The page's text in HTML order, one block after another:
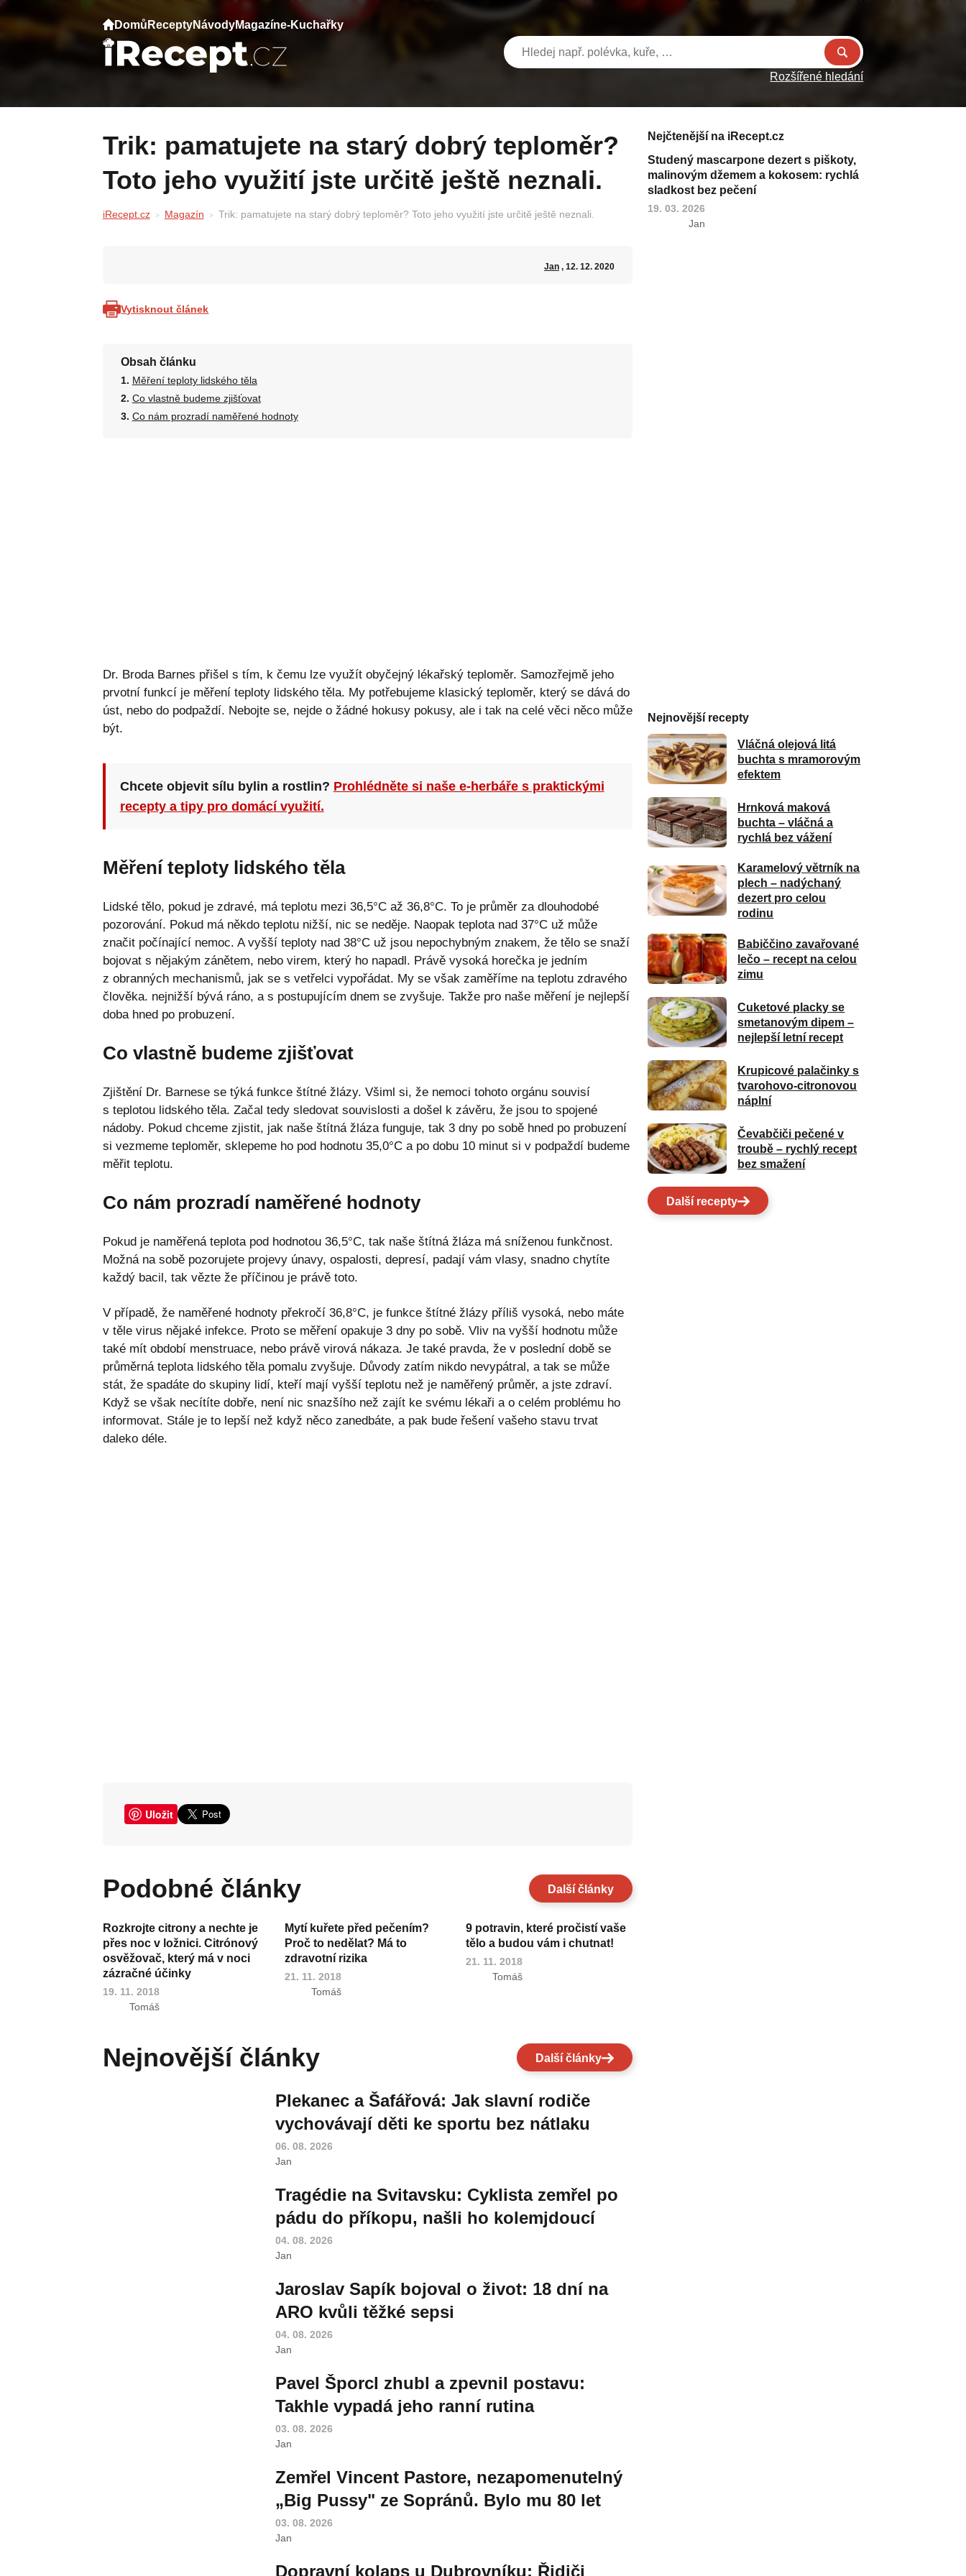
Domů ReceptyNávodyMagazíne-Kuchařky
Rozšířené hledání
Trik: pamatujete na starý dobrý teploměr?
Toto jeho využití jste určitě ještě neznali.
iRecept.cz Magazín Trik: pamatujete na starý dobrý teploměr? Toto jeho využití jste určitě ještě neznali.
Jan, 12. 12. 2020
Vytisknout článek
Obsah článku
Měření teploty lidského těla
Co vlastně budeme zjišťovat
Co nám prozradí naměřené hodnoty
Dr. Broda Barnes přišel s tím, k čemu lze využít obyčejný lékařský teploměr. Samozřejmě jeho
prvotní funkcí je měření teploty lidského těla. My potřebujeme klasický teploměr, který se dává do
úst, nebo do podpaždí. Nebojte se, nejde o žádné hokusy pokusy, ale i tak na celé věci něco může
být.
Chcete objevit sílu bylin a rostlin? Prohlédněte si naše e-herbáře s praktickými
recepty a tipy pro domácí využití.
Měření teploty lidského těla
Lidské tělo, pokud je zdravé, má teplotu mezi 36,5°C až 36,8°C. To je průměr za dlouhodobé
pozorování. Pokud má někdo teplotu nižší, nic se neděje. Naopak teplota nad 37°C už může
značit počínající nemoc. A vyšší teploty nad 38°C už jsou nepochybným znakem, že tělo se snaží
bojovat s nějakým zánětem, nebo virem, který ho napadl. Právě vysoká horečka je jedním
z obranných mechanismů, jak se s vetřelci vypořádat. My se však zaměříme na teplotu zdravého
člověka. nejnižší bývá ráno, a s postupujícím dnem se zvyšuje. Takže pro naše měření je nejlepší
doba hned po probuzení.
Co vlastně budeme zjišťovat
Zjištění Dr. Barnese se týká funkce štítné žlázy. Všiml si, že nemoci tohoto orgánu souvisí
s teplotou lidského těla. Začal tedy sledovat souvislosti a došel k závěru, že jsou to spojené
nádoby. Pokud chceme zjistit, jak naše štítná žláza funguje, tak 3 dny po sobě hned po probuzení
si vezmeme teploměr, sklepeme ho pod hodnotu 35,0°C a po dobu 10 minut si v podpaždí budeme
měřit teplotu.
Co nám prozradí naměřené hodnoty
Pokud je naměřená teplota pod hodnotou 36,5°C, tak naše štítná žláza má sníženou funkčnost.
Možná na sobě pozorujete projevy únavy, ospalosti, depresí, padají vám vlasy, snadno chytíte
každý bacil, tak vězte že příčinou je právě toto.
V případě, že naměřené hodnoty překročí 36,8°C, je funkce štítné žlázy příliš vysoká, nebo máte
v těle virus nějaké infekce. Proto se měření opakuje 3 dny po sobě. Vliv na vyšší hodnotu může
také mít období menstruace, nebo právě virová nákaza. Je také pravda, že v poslední době se
průměrná teplota lidského těla pomalu zvyšuje. Důvody zatím nikdo nevypátral, a tak se může
stát, že spadáte do skupiny lidí, kteří mají vyšší teplotu než je naměřený průměr, a jste zdraví.
Když se však necítíte dobře, není nic snazšího než zajít ke svému lékaři a o celém problému ho
informovat. Stále je to lepší než když něco zanedbáte, a pak bude řešení vašeho stavu trvat
daleko déle.
Uložit
Podobné články Další články
Rozkrojte citrony a nechte je
přes noc v ložnici. Citrónový
osvěžovač, který má v noci
zázračné účinky
19. 11. 2018
Tomáš
Mytí kuřete před pečením?
Proč to nedělat? Má to
zdravotní rizika
21. 11. 2018
Tomáš
9 potravin, které pročistí vaše
tělo a budou vám i chutnat!
21. 11. 2018
Tomáš
Nejnovější články Další články
Plekanec a Šafářová: Jak slavní rodiče
vychovávají děti ke sportu bez nátlaku
06. 08. 2026
Jan
Tragédie na Svitavsku: Cyklista zemřel po
pádu do příkopu, našli ho kolemjdoucí
04. 08. 2026
Jan
Jaroslav Sapík bojoval o život: 18 dní na
ARO kvůli těžké sepsi
04. 08. 2026
Jan
Pavel Šporcl zhubl a zpevnil postavu:
Takhle vypadá jeho ranní rutina
03. 08. 2026
Jan
Zemřel Vincent Pastore, nezapomenutelný
„Big Pussy" ze Sopránů. Bylo mu 80 let
03. 08. 2026
Jan
Dopravní kolaps u Dubrovníku: Řidiči
Nejčtenější na iRecept.cz
Studený mascarpone dezert s piškoty,
malinovým džemem a kokosem: rychlá
sladkost bez pečení
19. 03. 2026
Jan
Nejnovější recepty
Vláčná olejová litá
buchta s mramorovým
efektem
Hrnková maková
buchta – vláčná a
rychlá bez vážení
Karamelový větrník na
plech – nadýchaný
dezert pro celou
rodinu
Babiččino zavařované
lečo – recept na celou
zimu
Cuketové placky se
smetanovým dipem –
nejlepší letní recept
Krupicové palačinky s
tvarohovo-citronovou
náplní
Čevabčiči pečené v
troubě – rychlý recept
bez smažení
Další recepty